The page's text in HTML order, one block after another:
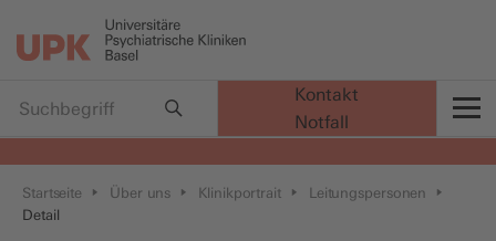
Startseite Über uns Klinikportrait
Leitungspersonen
Detail
Kontakt
Notfall